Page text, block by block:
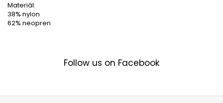
Materiál:
38% nylon
62% neopren
Follow us on Facebook